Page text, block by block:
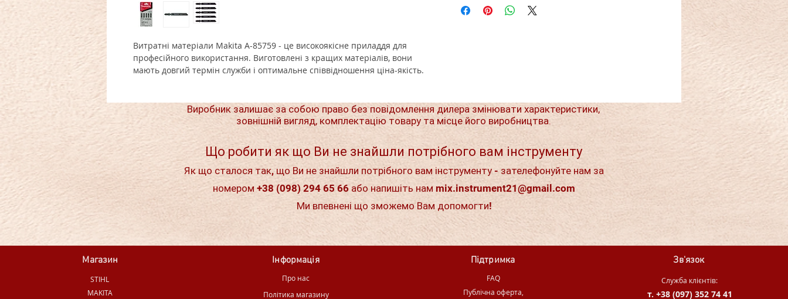
Витратні матеріали Makita A-85759 - це високоякісне приладдя для
професійного використання. Виготовлені з кращих матеріалів, вони
мають довгий термін служби і оптимальне співвідношення ціна-якість.
Виробник залишає за собою право без повідомлення дилера змінювати характеристики,
зовнішній вигляд, комплектацію товару та місце його виробництва.
Що робити як що Ви не знайшли потрібного вам інструменту
Як що сталося так, що Ви не знайшли потрібного вам інструменту - зателефонуйте нам за
номером +38 (098) 294 65 66 або напишіть нам mix.instrument21@gmail.com
Ми впевнені що зможемо Вам допомогти!
Магазин
STIHL
MAKITA
Інформація
Про нас
Політика магазину
Підтримка
FAQ
Публічна оферта,
Зв'язок
Служба клієнтів:
т. +38 (097) 352 74 41